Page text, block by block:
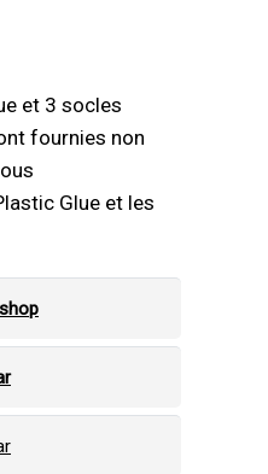
et 3 socles
fournies non
Glue et les